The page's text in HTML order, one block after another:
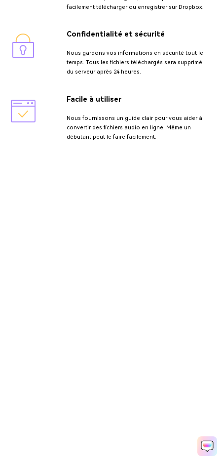
facilement télécharger ou enregistrer sur Dropbox.
Confidentialité et sécurité
Nous gardons vos informations en sécurité tout le
temps. Tous les fichiers téléchargés sera supprimé
du serveur après 24 heures.
Facile à utiliser
Nous fournissons un guide clair pour vous aider à
convertir des fichiers audio en ligne. Même un
débutant peut le faire facilement.